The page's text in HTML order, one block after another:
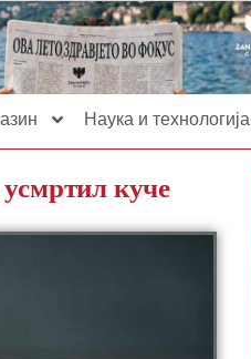
Наука и технологија
куче